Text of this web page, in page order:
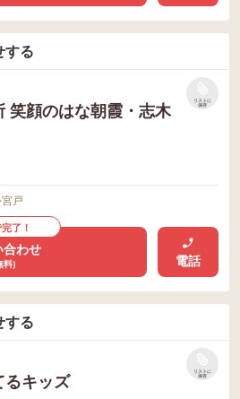
する
笑顔のはな朝霞・志木
リストに
保存
宮戸
了！
合わせ
料) 電話
する
るキッズ
リストに
保存